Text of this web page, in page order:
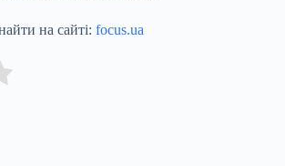
на сайті: focus.ua